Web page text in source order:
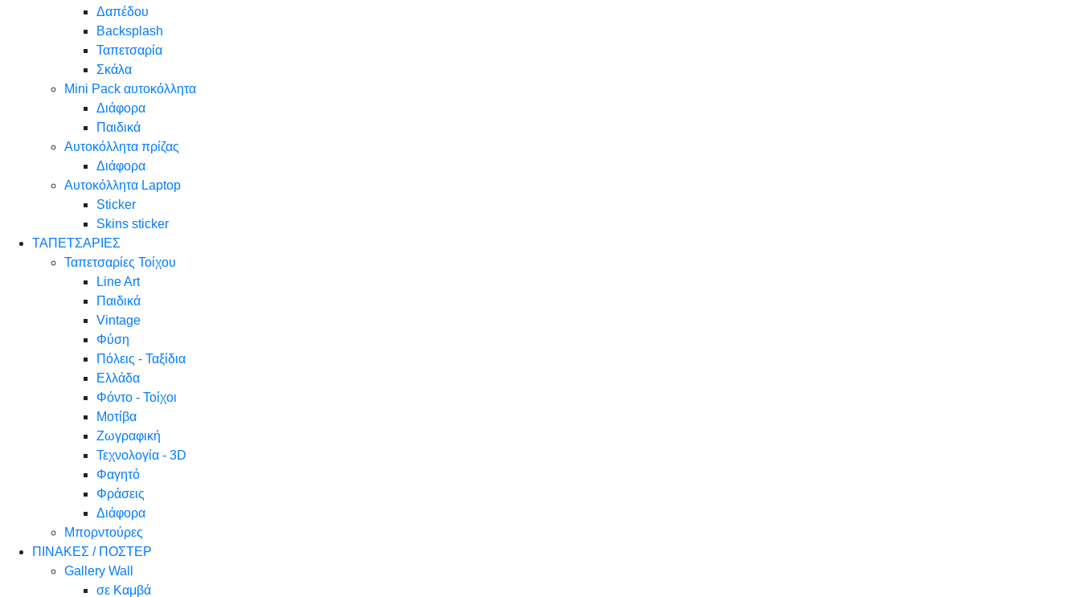
Δαπέδου
Backsplash
Ταπετσαρία
Σκάλα
Mini Pack αυτοκόλλητα
Διάφορα
Παιδικά
Αυτοκόλλητα πρίζας
Διάφορα
Αυτοκόλλητα Laptop
Sticker
Skins sticker
ΤΑΠΕΤΣΑΡΙΕΣ
Ταπετσαρίες Τοίχου
Line Art
Παιδικά
Vintage
Φύση
Πόλεις - Ταξίδια
Ελλάδα
Φόντο - Τοίχοι
Μοτίβα
Ζωγραφική
Τεχνολογία - 3D
Φαγητό
Φράσεις
Διάφορα
Μπορντούρες
ΠΙΝΑΚΕΣ / ΠΟΣΤΕΡ
Gallery Wall
σε Καμβά